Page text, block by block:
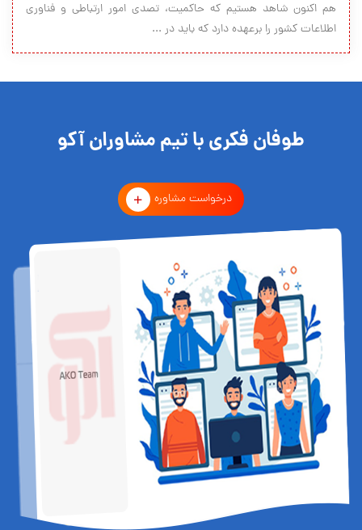
هم اکنون شاهد هستیم که حاکمیت، تصدی امور ارتباطی و فناوری
اطلاعات کشور را برعهده دارد که باید در ...
طوفان فکری با تیم مشاوران آکو
درخواست مشاوره